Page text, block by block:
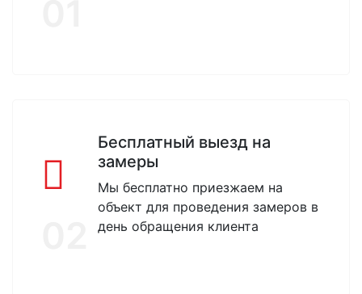
Бесплатный выезд на
замеры
Мы бесплатно приезжаем на
объект для проведения замеров в
день обращения клиента